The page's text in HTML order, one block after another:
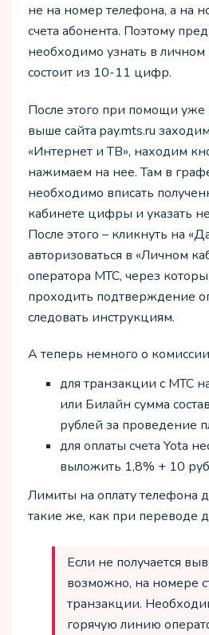
не на номер телефона, а на
счета абонента. Поэтому
необходимо узнать в
состоит из 10-11 цифр.
После этого при помощи уже
выше сайта pay.mts.ru
«Интернет и ТВ», находим
нажимаем на нее. Там в
необходимо вписать
кабинете цифры и указать
После этого – кликнуть на
авторизоваться в «Личном
оператора МТС, через
проходить подтверждение
следовать инструкциям.
А теперь немного о
для транзакции с МТС
или Билайн сумма
рублей за проведение
для оплаты счета Yota
выложить 1,8% + 10
Лимиты на оплату телефона
такие же, как при переводе
Если не получается
возможно, на номере
транзакции.
горячую линию